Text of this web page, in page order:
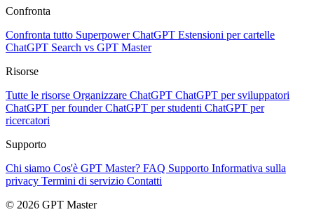
Confronta
Confronta tutto Superpower ChatGPT Estensioni per cartelle
ChatGPT Search vs GPT Master
Risorse
Tutte le risorse Organizzare ChatGPT ChatGPT per sviluppatori
ChatGPT per founderChatGPT per studenti ChatGPT per
ricercatori
Supporto
Chi siamo Cos'è GPT Master? FAQ Supporto Informativa sulla
privacy Termini di servizio Contatti
© 2026 GPT Master